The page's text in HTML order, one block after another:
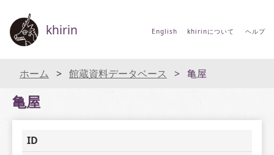
khirin English khirinについて ヘルプ
ホーム 館蔵資料データベース 亀屋
亀屋
ID